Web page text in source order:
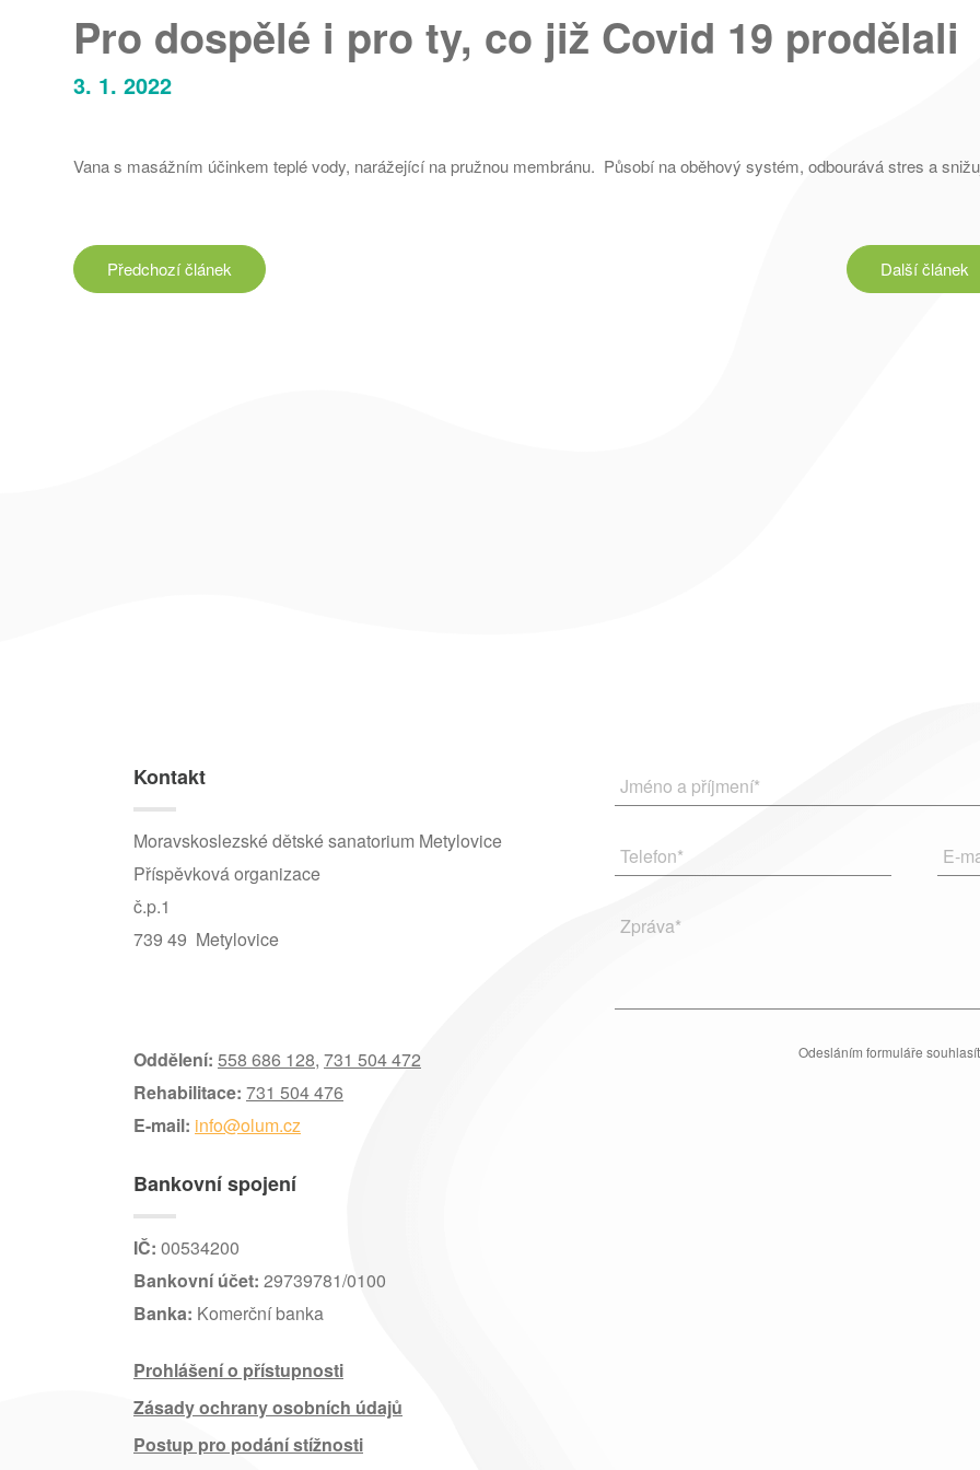
Pro dospělé i pro ty, co již Covid 19 prodělali
3. 1. 2022
Vana s masážním účinkem teplé vody, narážející na pružnou membránu. Působí na oběhový systém, odbourává stres a
Dalšíčlánek
Předchozíčlánek
Kontakt
Moravskoslezské dětské sanatorium Metylovice
Příspěvková organizace
č.p.1
739 49 Metylovice
Oddělení: 558 686 128, 731 504 472
Rehabilitace: 731 504 476
E-mail: info@olum.cz
Bankovní spojení
IČ: 00534200
Bankovní účet: 29739781/0100
Banka: Komerční banka
Prohlášení o přístupnosti
Zásady ochrany osobních údajů
Postup pro podání stížnosti
Jméno a příjmení*
Telefon* E-
Zpráva*
Odesláním formuláře